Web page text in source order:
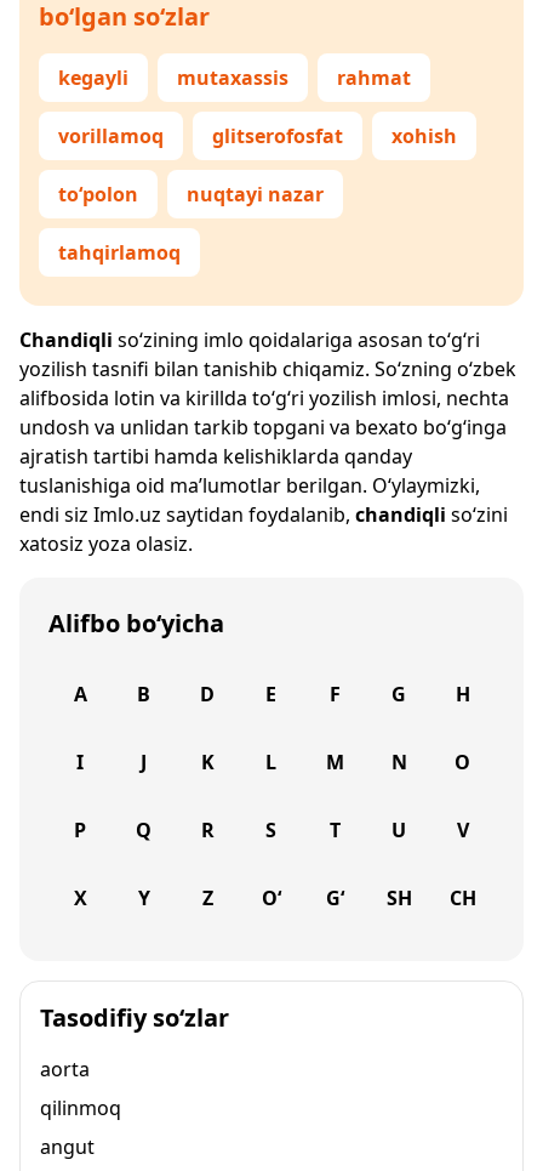
bo‘lgan so‘zlar
kegayli mutaxassis rahmat
vorillamoq glitserofosfat xohish
to‘polon nuqtayi nazar
tahqirlamoq
Chandiqli so‘zining imlo qoidalariga asosan to‘g‘ri
yozilish tasnifi bilan tanishib chiqamiz. So‘zning o‘zbek
alifbosida lotin va kirillda to‘g‘ri yozilish imlosi, nechta
undosh va unlidan tarkib topgani va bexato bo‘g‘inga
ajratish tartibi hamda kelishiklarda qanday
tuslanishiga oid ma’lumotlar berilgan. O‘ylaymizki,
endi siz Imlo.uz saytidan foydalanib, chandiqli so‘zini
xatosiz yoza olasiz.
Alifbo bo‘yicha
A B D E F G H
I J K L M N O
P Q R S T U V
X Y Z O‘ G‘ SH CH
Tasodifiy so‘zlar
aorta
qilinmoq
angut